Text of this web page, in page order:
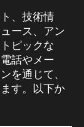
、技術情
ース、アン
ピックな
話やメー
を通じて、
す。以下か